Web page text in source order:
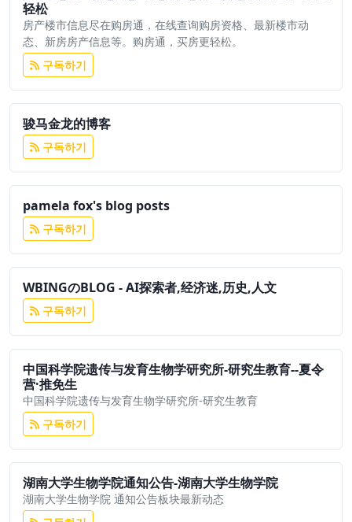
轻松
房产楼市信息尽在购房通，在线查询购房资格、最新楼市动
态、新房房产信息等。购房通，买房更轻松。
구독하기
骏马金龙的博客
구독하기
pamela fox's blog posts
구독하기
WBINGのBLOG - AI探索者,经济迷,历史,人文
구독하기
中国科学院遗传与发育生物学研究所-研究生教育--夏令
营·推免生
中国科学院遗传与发育生物学研究所-研究生教育
구독하기
湖南大学生物学院通知公告-湖南大学生物学院
湖南大学生物学院 通知公告板块最新动态